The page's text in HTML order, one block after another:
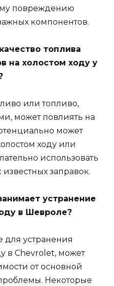
повреждению
компонентов.
топлива
на холостом ходу у
или топливо,
может повлиять на
может
ходу или
использовать
заправок.
устранение
в Шевроле?
для устранения
в Chevrolet, может
от основной
Некоторые